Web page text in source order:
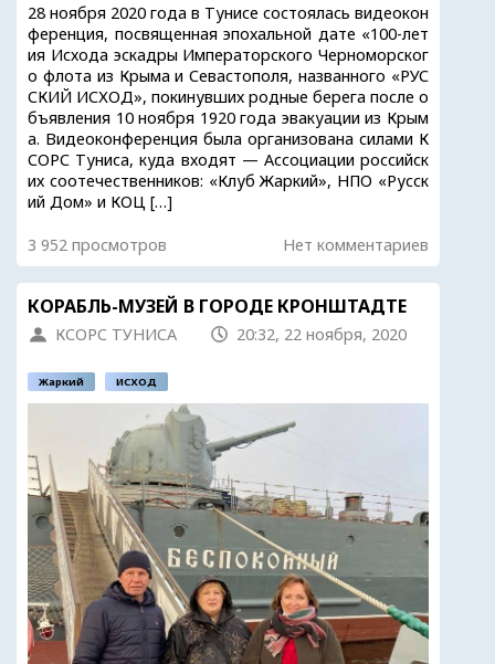
28 ноября 2020 года в Тунисе состоялась видеокон
ференция, посвященная эпохальной дате «100-лет
ия Исхода эскадры Императорского Черноморског
о флота из Крыма и Севастополя, названного «РУС
СКИЙ ИСХОД», покинувших родные берега после о
бъявления 10 ноября 1920 года эвакуации из Крым
а. Видеоконференция была организована силами К
СОРС Туниса, куда входят — Ассоциации российск
их соотечественников: «Клуб Жаркий», НПО «Русск
ий Дом» и КОЦ […]
3 952 просмотров Нет комментариев
КОРАБЛЬ-МУЗЕЙ В ГОРОДЕ КРОНШТАДТЕ
КСОРС ТУНИСА 20:32, 22 ноября, 2020
Жаркий ИСХОД